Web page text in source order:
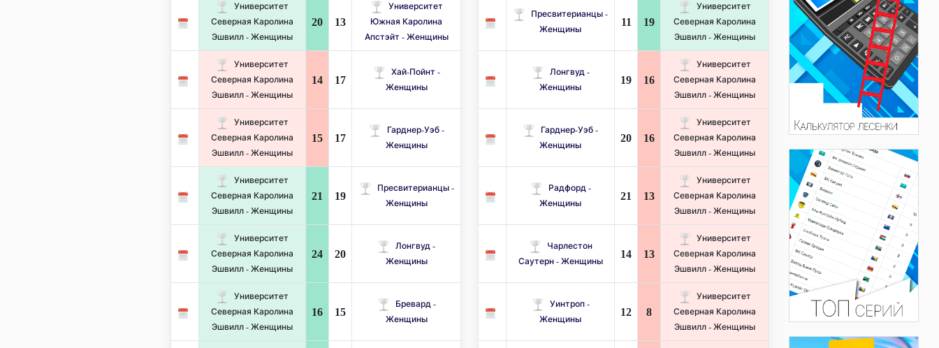
Университет
Северная Каролина
Эшвилл - Женщины
20 13
Университет
Южная Каролина
Апстэйт - Женщины
Университет
Северная Каролина
Эшвилл - Женщины
14 17
Хай-Пойнт -
Женщины
Университет
Северная Каролина
Эшвилл - Женщины
15 17
Гарднер-Уэб -
Женщины
Университет
Северная Каролина
Эшвилл - Женщины
21 19
Пресвитерианцы -
Женщины
Университет
Северная Каролина
Эшвилл - Женщины
24 20
Лонгвуд -
Женщины
Университет
Северная Каролина
Эшвилл - Женщины
16 15
Бревард -
Женщины
Пресвитерианцы -
Женщины
11 19
Университет
Северная Каролина
Эшвилл - Женщины
Лонгвуд -
Женщины
19 16
Университет
Северная Каролина
Эшвилл - Женщины
Гарднер-Уэб -
Женщины
20 16
Университет
Северная Каролина
Эшвилл - Женщины
Радфорд -
Женщины
21 13
Университет
Северная Каролина
Эшвилл - Женщины
Чарлестон
Саутерн - Женщины
14 13
Университет
Северная Каролина
Эшвилл - Женщины
Уинтроп -
Женщины
12 8
Университет
Северная Каролина
Эшвилл - Женщины